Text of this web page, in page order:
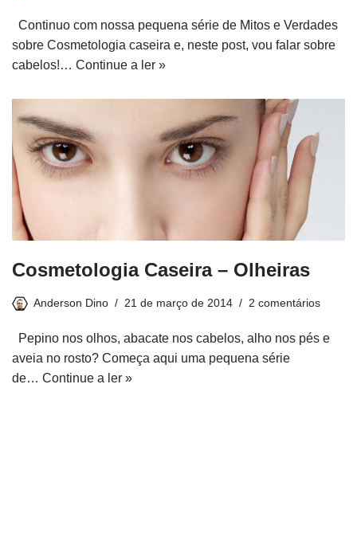
Continuo com nossa pequena série de Mitos e Verdades
sobre Cosmetologia caseira e, neste post, vou falar sobre
cabelos!… Continue a ler »
Cosmetologia Caseira – Olheiras
Anderson Dino 21 de março de 2014 2 comentários
Pepino nos olhos, abacate nos cabelos, alho nos pés e
aveia no rosto? Começa aqui uma pequena série
de… Continue a ler »